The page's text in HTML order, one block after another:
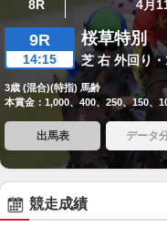
8R 4月
9R
14:15
桜草特別
芝 右 外回り
3歳 (混合)(特指) 馬齢
本賞金：1,000、400、250、150、
出馬表 データ
競走成績